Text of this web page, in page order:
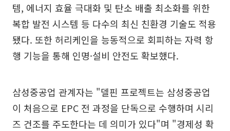
템, 에너지 효율 극대화 및 탄소 배출 최소화를 위한
복합 발전 시스템 등 다수의 최신 친환경 기술도 적용
됐다. 또한 허리케인을 능동적으로 회피하는 자력 항
행 기능을 통해 인명·설비 안전도 확보했다.
삼성중공업 관계자는 "델핀 프로젝트는 삼성중공업
이 처음으로 EPC 전 과정을 단독으로 수행하며 시리
즈 건조를 주도한다는 데 의미가 있다"며 "경제성 확